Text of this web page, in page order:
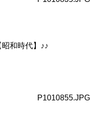
和時代】♪♪